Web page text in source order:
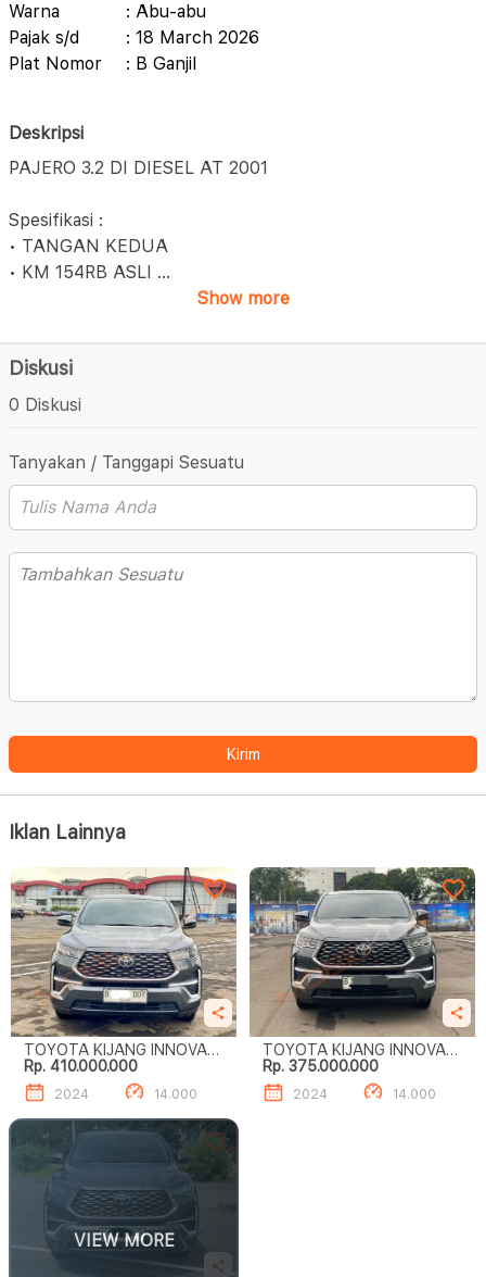
Warna
: Abu-abu
Pajak s/d
: 18 March 2026
Plat Nomor
: B Ganjil
Deskripsi
PAJERO 3.2 DI DIESEL AT 2001
Spesifikasi :
• TANGAN KEDUA
• KM 154RB ASLI ...
Show more
Diskusi
0 Diskusi
Tanyakan / Tanggapi Sesuatu
Kirim
Iklan Lainnya
TOYOTA KIJANG INNOVA
ZENIX 2.0 V CVT
Rp. 410.000.000
2024 14.000
TOYOTA KIJANG INNOVA
ZENIX 2.0 V CVT
Rp. 375.000.000
2024 14.000
VIEW MORE